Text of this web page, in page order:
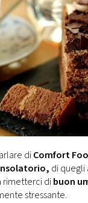
diComfort
di quegli
rimetterci dibuon
stressante.